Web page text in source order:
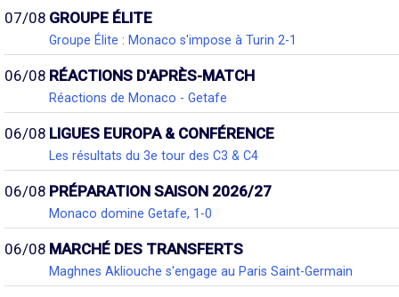
07/08 GROUPE ÉLITE
Groupe Élite : Monaco s'impose à Turin 2-1
06/08 RÉACTIONS D'APRÈS-MATCH
Réactions de Monaco - Getafe
06/08 LIGUES EUROPA & CONFÉRENCE
Les résultats du 3e tour des C3 & C4
06/08 PRÉPARATION SAISON 2026/27
Monaco domine Getafe, 1-0
06/08 MARCHÉ DES TRANSFERTS
Maghnes Akliouche s'engage au Paris Saint-Germain